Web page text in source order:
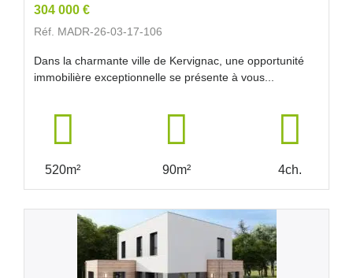
304 000 €
Réf. MADR-26-03-17-106
Dans la charmante ville de Kervignac, une opportunité
immobilière exceptionnelle se présente à vous...
520m² 90m² 4ch.